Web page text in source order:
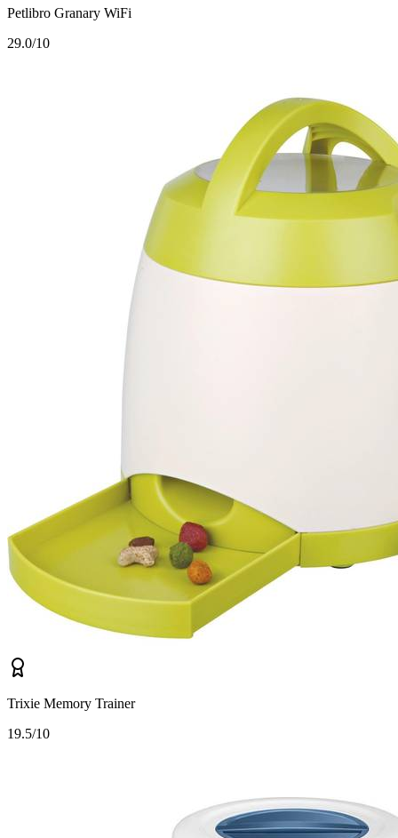
Petlibro Granary WiFi
29.0/10
Trixie Memory Trainer
19.5/10